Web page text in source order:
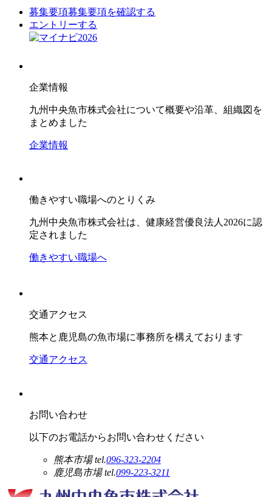
募集要項募集要項を確認する
エントリーする
企業情報
九州中央魚市株式会社について概要や沿革、組織図を
まとめました
企業情報
働きやすい職場へのとりくみ
九州中央魚市株式会社は、健康経営優良法人2026に認
定されました
働きやすい職場へ
交通アクセス
熊本と鹿児島の魚市場に事務所を構えております
交通アクセス
お問い合わせ
以下のお電話からお問い合わせください
熊本市場 tel.096-323-2204
鹿児島市場 tel.099-223-3211